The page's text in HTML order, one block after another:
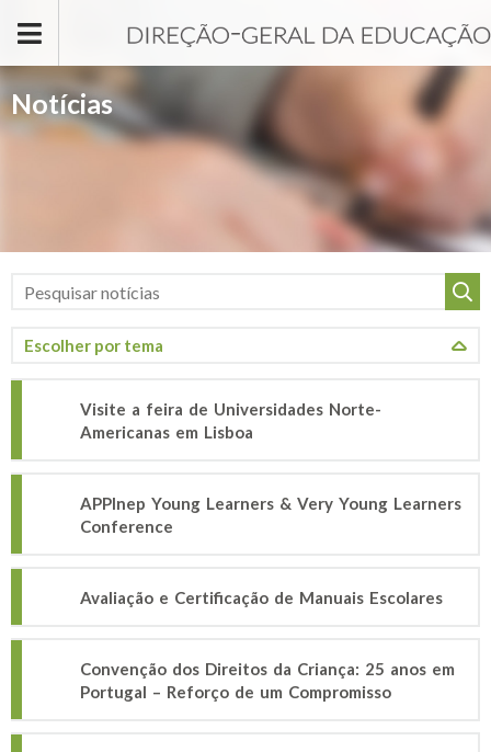
Notícias
Visite a feira de Universidades Norte-
Americanas em Lisboa
APPInep Young Learners & Very Young Learners
Conference
Avaliação e Certificação de Manuais Escolares
Convenção dos Direitos da Criança: 25 anos em
Portugal – Reforço de um Compromisso